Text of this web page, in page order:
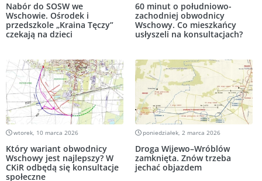
Nabór do SOSW we
Wschowie. Ośrodek i
przedszkole „Kraina Tęczy”
czekają na dzieci
60 minut o południowo-
zachodniej obwodnicy
Wschowy. Co mieszkańcy
usłyszeli na konsultacjach?
wtorek, 10 marca 2026
Który wariant obwodnicy
Wschowy jest najlepszy? W
CKiR odbędą się konsultacje
społeczne
poniedziałek, 2 marca 2026
Droga Wijewo–Wróblów
zamknięta. Znów trzeba
jechać objazdem